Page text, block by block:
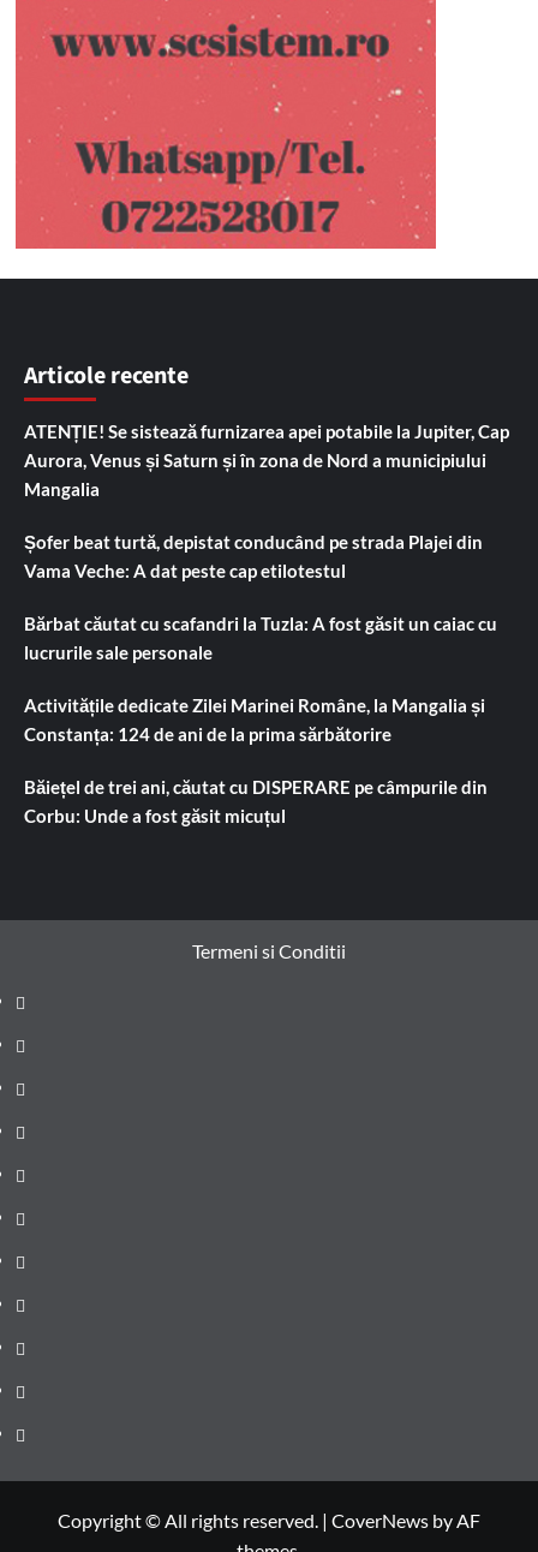
Articole recente
ATENȚIE! Se sistează furnizarea apei potabile la Jupiter, Cap
Aurora, Venus și Saturn și în zona de Nord a municipiului
Mangalia
Șofer beat turtă, depistat conducând pe strada Plajei din
Vama Veche: A dat peste cap etilotestul
Bărbat căutat cu scafandri la Tuzla: A fost găsit un caiac cu
lucrurile sale personale
Activitățile dedicate Zilei Marinei Române, la Mangalia și
Constanța: 124 de ani de la prima sărbătorire
Băiețel de trei ani, căutat cu DISPERARE pe câmpurile din
Corbu: Unde a fost găsit micuțul
Termeni si Conditii
Prima
pagină
Știri
de
ultima
Administrație
locală
Actualitate
Justiție
Cultura
Sănătate
Litoral
Joburi
Politică
Comunicate
Copyright © All rights reserved. | CoverNews by AF